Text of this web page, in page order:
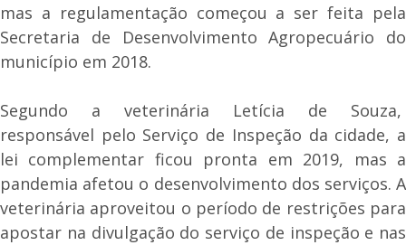
mas a regulamentação começou a ser feita pela
Secretaria de Desenvolvimento Agropecuário do
município em 2018.
Segundo a veterinária Letícia de Souza,
responsável pelo Serviço de Inspeção da cidade, a
lei complementar ficou pronta em 2019, mas a
pandemia afetou o desenvolvimento dos serviços. A
veterinária aproveitou o período de restrições para
apostar na divulgação do serviço de inspeção e nas